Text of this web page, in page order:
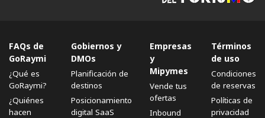
FAQs de
GoRaymi
¿Qué es
GoRaymi?
¿Quiénes
hacen
Gobiernos y
DMOs
Planificación de
destinos
Posicionamiento
digital SaaS
Empresas
y
Mipymes
Vende tus
ofertas
Inbound
Términos
de uso
Condiciones
de reservas
Políticas de
privacidad